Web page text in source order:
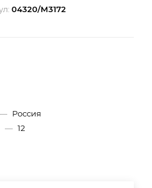
04320/М3172
— Россия
— 12